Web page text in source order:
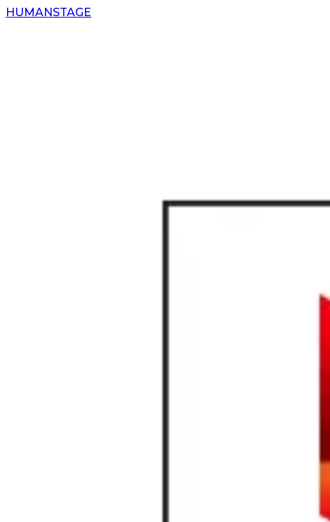
HUMANSTAGE